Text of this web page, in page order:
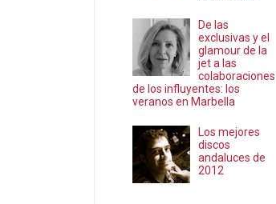
De las
exclusivas y el
glamour de la
jet a las
colaboraciones
de los influyentes: los
veranos en Marbella
Los mejores
discos
andaluces de
2012